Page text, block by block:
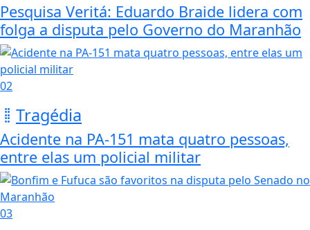
Pesquisa Veritá: Eduardo Braide lidera com
folga a disputa pelo Governo do Maranhão
02
Tragédia
Acidente na PA-151 mata quatro pessoas,
entre elas um policial militar
03